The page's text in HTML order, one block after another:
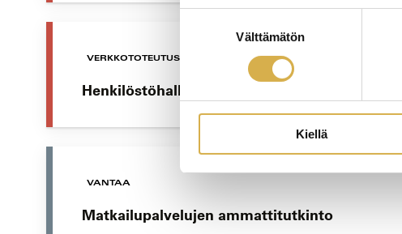
Välttämätön
Kiellä
VERKKOTOTEUTUS
Henkilöstöhallinnon osaamisala |
VANTAA
Matkailupalvelujen ammattitutkinto